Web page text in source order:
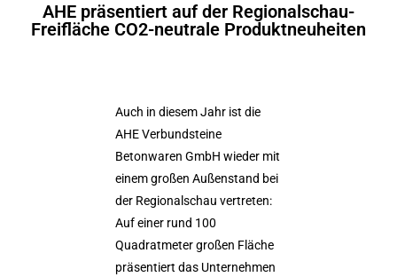
AHE präsentiert auf der Regionalschau-
Freifläche CO2-neutrale Produktneuheiten
Auch in diesem Jahr ist die
AHE Verbundsteine
Betonwaren GmbH wieder mit
einem großen Außenstand bei
der Regionalschau vertreten:
Auf einer rund 100
Quadratmeter großen Fläche
präsentiert das Unternehmen